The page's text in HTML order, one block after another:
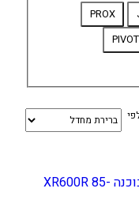
PROX